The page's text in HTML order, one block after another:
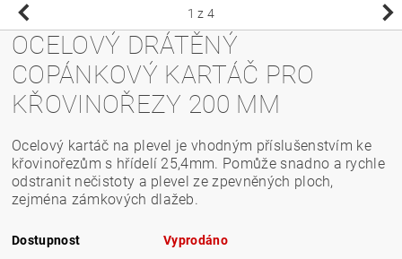
1 z 4
OCELOVÝ DRÁTĚNÝ
COPÁNKOVÝ KARTÁČ PRO
KŘOVINOŘEZY 200 MM
Ocelový kartáč na plevel je vhodným příslušenstvím ke
křovinořezům s hřídelí 25,4mm. Pomůže snadno a rychle
odstranit nečistoty a plevel ze zpevněných ploch,
zejména zámkových dlažeb.
Dostupnost
Vyprodáno